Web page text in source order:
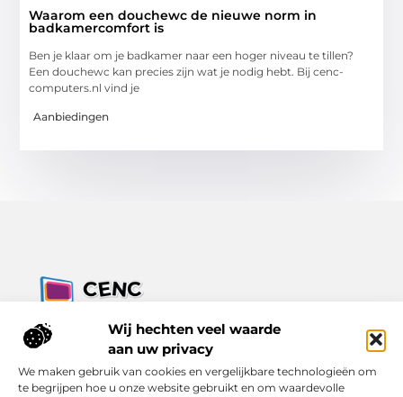
Wij hechten veel waarde
aan uw privacy
We maken gebruik van cookies en vergelijkbare technologieën om
te begrijpen hoe u onze website gebruikt en om waardevolle
Waarom een douchewc de nieuwe norm in
badkamercomfort is
Ben je klaar om je badkamer naar een hoger niveau te tillen?
Een douchewc kan precies zijn wat je nodig hebt. Bij cenc-
computers.nl vind je
Aanbiedingen
Jouw bron voor inzichten, tips en nieuws uit de digitale
Ontdek alles wat je moet weten over het dagelijks leven, met
een focus op praktische adviezen en actuele trends.